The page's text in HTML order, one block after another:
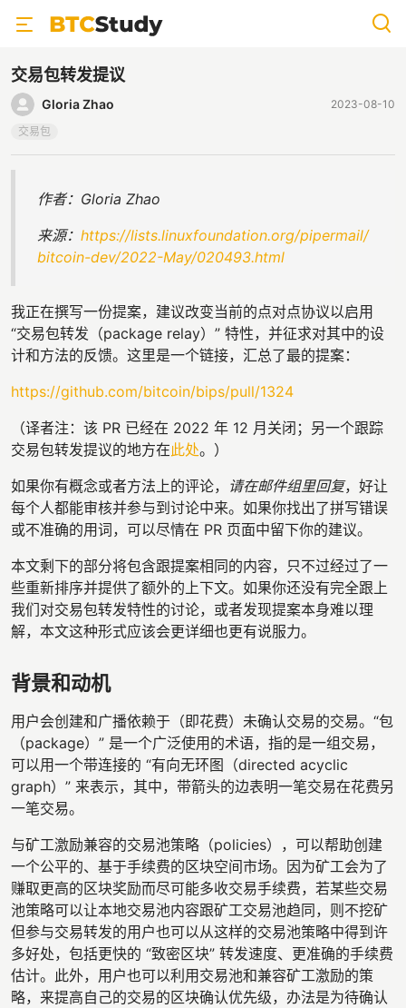
交易包转发提议
Gloria Zhao
2023-08-10
交易包
作者：Gloria Zhao
来源： https://lists.linuxfoundation.org/pipermail/
bitcoin-dev/2022-May/020493.html
我正在撰写一份提案，建议改变当前的点对点协议以启用
“交易包转发（package relay）” 特性，并征求对其中的设
计和方法的反馈。这里是一个链接，汇总了最的提案：
https://github.com/bitcoin/bips/pull/1324
（译者注：该 PR 已经在 2022 年 12 月关闭；另一个跟踪
交易包转发提议的地方在此处。）
如果你有概念或者方法上的评论， 请在邮件组里回复，好让
每个人都能审核并参与到讨论中来。如果你找出了拼写错误
或不准确的用词，可以尽情在 PR 页面中留下你的建议。
本文剩下的部分将包含跟提案相同的内容，只不过经过了一
些重新排序并提供了额外的上下文。如果你还没有完全跟上
我们对交易包转发特性的讨论，或者发现提案本身难以理
解，本文这种形式应该会更详细也更有说服力。
背景和动机
用户会创建和广播依赖于（即花费）未确认交易的交易。“包
（package）” 是一个广泛使用的术语，指的是一组交易，
可以用一个带连接的 “有向无环图（directed acyclic
graph）” 来表示，其中，带箭头的边表明一笔交易在花费另
一笔交易。
与矿工激励兼容的交易池策略（policies），可以帮助创建
一个公平的、基于手续费的区块空间市场。因为矿工会为了
赚取更高的区块奖励而尽可能多收交易手续费，若某些交易
池策略可以让本地交易池内容跟矿工交易池趋同，则不挖矿
但参与交易转发的用户也可以从这样的交易池策略中得到许
多好处，包括更快的 “致密区块” 转发速度、更准确的手续费
估计。此外，用户也可以利用交易池和兼容矿工激励的策
略，来提高自己的交易的区块确认优先级，办法是为待确认